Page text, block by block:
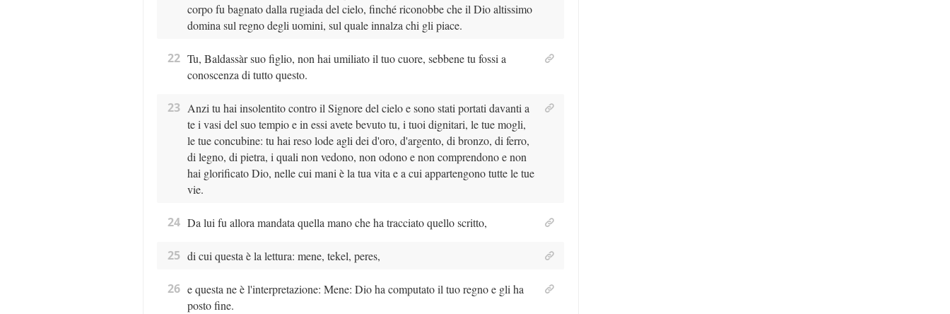
corpo fu bagnato dalla rugiada del cielo, finché riconobbe che il Dio altissimo
domina sul regno degli uomini, sul quale innalza chi gli piace.
22 Tu, Baldassàr suo figlio, non hai umiliato il tuo cuore, sebbene tu fossi a
conoscenza di tutto questo.
23 Anzi tu hai insolentito contro il Signore del cielo e sono stati portati davanti a
te i vasi del suo tempio e in essi avete bevuto tu, i tuoi dignitari, le tue mogli,
le tue concubine: tu hai reso lode agli dei d'oro, d'argento, di bronzo, di ferro,
di legno, di pietra, i quali non vedono, non odono e non comprendono e non
hai glorificato Dio, nelle cui mani è la tua vita e a cui appartengono tutte le tue
vie.
24 Da lui fu allora mandata quella mano che ha tracciato quello scritto,
25 di cui questa è la lettura: mene, tekel, peres,
26 e questa ne è l'interpretazione: Mene: Dio ha computato il tuo regno e gli ha
posto fine.